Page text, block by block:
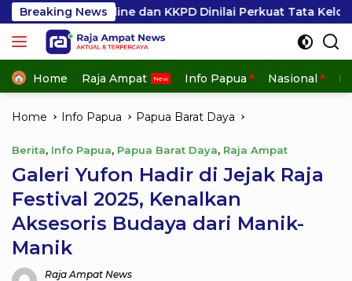
Skip
to
content
Breaking News
Online dan KKPD Dinilai Perkuat Tata Kelola APBD
Home Raja Ampat Info Papua Nasional
Home Info Papua Papua Barat Daya
Berita, Info Papua, Papua Barat Daya, Raja Ampat
Galeri Yufon Hadir di Jejak Raja
Festival 2025, Kenalkan
Aksesoris Budaya dari Manik-
Manik
Raja Ampat News